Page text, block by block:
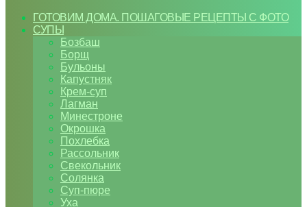
ГОТОВИМ ДОМА. ПОШАГОВЫЕ РЕЦЕПТЫ С ФОТО
СУПЫ
Бозбаш
Борщ
Бульоны
Капустняк
Крем-суп
Лагман
Минестроне
Окрошка
Похлебка
Рассольник
Свекольник
Солянка
Суп-пюре
Уха